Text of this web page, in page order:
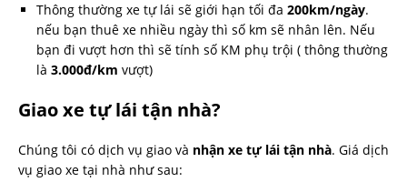
Thông thường xe tự lái sẽ giới hạn tối đa 200km/ngày.
nếu bạn thuê xe nhiều ngày thì số km sẽ nhân lên. Nếu
bạn đi vượt hơn thì sẽ tính số KM phụ trội ( thông thường
là 3.000đ/km vượt)
Giao xe tự lái tận nhà?
Chúng tôi có dịch vụ giao và nhận xe tự lái tận nhà. Giá dịch
vụ giao xe tại nhà như sau: